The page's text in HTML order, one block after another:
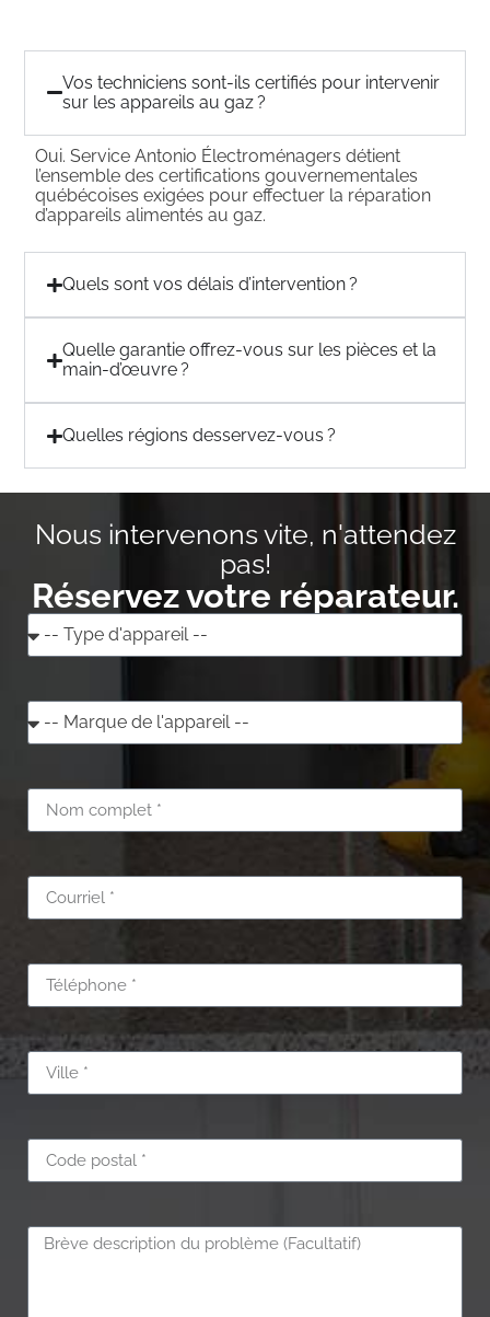
Vos techniciens sont-ils certifiés pour intervenir
sur les appareils au gaz ?
Oui. Service Antonio Électroménagers détient
l’ensemble des certifications gouvernementales
québécoises exigées pour effectuer la réparation
d’appareils alimentés au gaz.
Quels sont vos délais d’intervention ?
Quelle garantie offrez-vous sur les pièces et la
main-d’œuvre ?
Quelles régions desservez-vous ?
Nous intervenons vite, n'attendez
pas!
Réservez votre réparateur.